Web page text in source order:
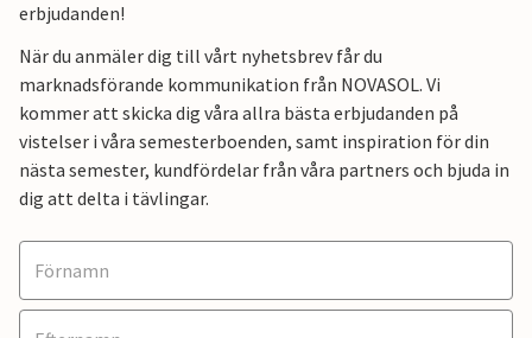
erbjudanden!
När du anmäler dig till vårt nyhetsbrev får du
marknadsförande kommunikation från NOVASOL. Vi
kommer att skicka dig våra allra bästa erbjudanden på
vistelser i våra semesterboenden, samt inspiration för din
nästa semester, kundfördelar från våra partners och bjuda in
dig att delta i tävlingar.